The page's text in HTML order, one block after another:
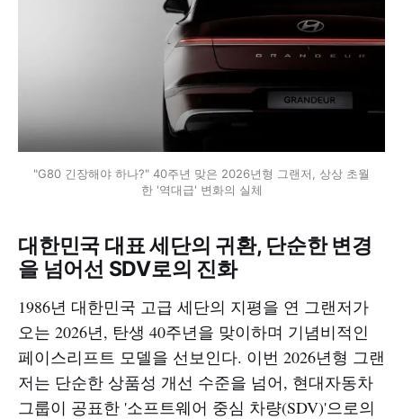
"G80 긴장해야 하나?" 40주년 맞은 2026년형 그랜저, 상상 초월
한 '역대급' 변화의 실체
대한민국 대표 세단의 귀환, 단순한 변경
을 넘어선 SDV로의 진화
1986년 대한민국 고급 세단의 지평을 연 그랜저가
오는 2026년, 탄생 40주년을 맞이하며 기념비적인
페이스리프트 모델을 선보인다. 이번 2026년형 그랜
저는 단순한 상품성 개선 수준을 넘어, 현대자동차
그룹이 공표한 '소프트웨어 중심 차량(SDV)'으로의